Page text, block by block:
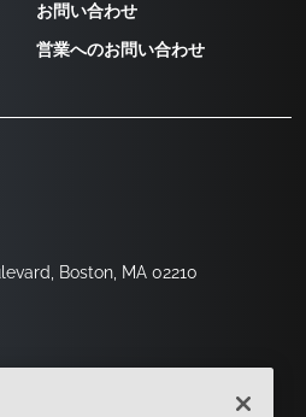
Boston, MA 02210
お問い合わせ
営業へのお問い合わせ